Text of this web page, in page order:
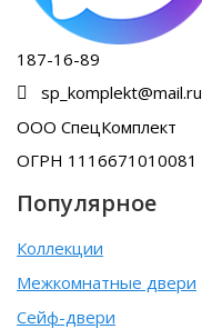
187-16-89
sp_komplekt@mail.ru
ООО СпецКомплект
ОГРН 1116671010081
Популярное
Коллекции
Межкомнатные двери
Сейф-двери